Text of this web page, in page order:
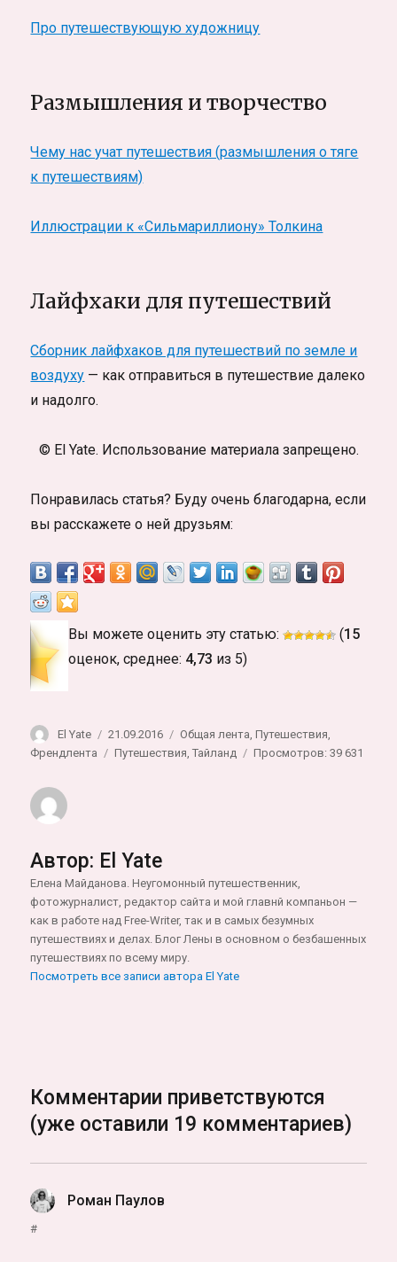
Про путешествующую художницу
Размышления и творчество
Чему нас учат путешествия (размышления о тяге
к путешествиям)
Иллюстрации к «Сильмариллиону» Толкина
Лайфхаки для путешествий
Сборник лайфхаков для путешествий по земле и
воздуху — как отправиться в путешествие далеко
и надолго.
© El Yate. Использование материала запрещено.
Понравилась статья? Буду очень благодарна, если
вы расскажете о ней друзьям:
Вы можете оценить эту статью: (15
оценок, среднее: 4,73 из 5)
Автор
El Yate Опубликовано
21.09.2016 Рубрики
Общая лента,Путешествия,
Френдлента
Метки
Путешествия,Тайланд Просмотров: 39 631
Автор: El Yate
Елена Майданова. Неугомонный путешественник,
фотожурналист, редактор сайта и мой главнй компаньон —
как в работе над Free-Writer, так и в самых безумных
путешествиях и делах. Блог Лены в основном о безбашенных
путешествиях по всему миру.
Посмотреть все записи автора El Yate
Комментарии приветствуются
(уже оставили 19 комментариев)
Роман Паулов
#